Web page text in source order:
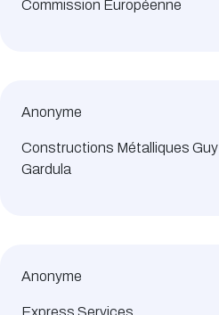
Commission Européenne
Anonyme
Constructions Métalliques Guy
Gardula
Anonyme
Express Services